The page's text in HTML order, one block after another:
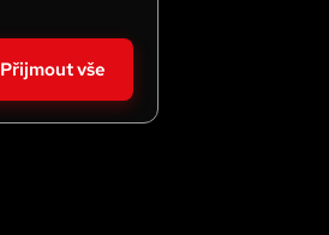
Přijmout vše